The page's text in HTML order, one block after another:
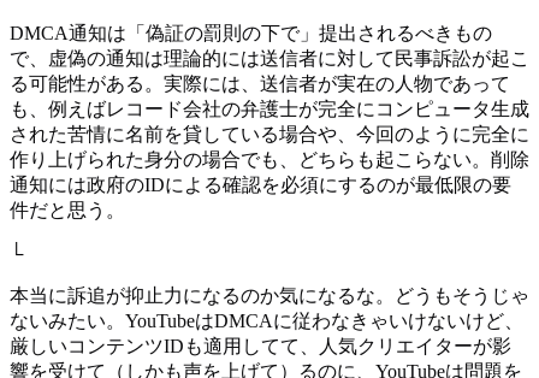
DMCA通知は「偽証の罰則の下で」提出されるべきもの
で、虚偽の通知は理論的には送信者に対して民事訴訟が起こ
る可能性がある。実際には、送信者が実在の人物であって
も、例えばレコード会社の弁護士が完全にコンピュータ生成
された苦情に名前を貸している場合や、今回のように完全に
作り上げられた身分の場合でも、どちらも起こらない。削除
通知には政府のIDによる確認を必須にするのが最低限の要
件だと思う。
└
本当に訴追が抑止力になるのか気になるな。どうもそうじゃ
ないみたい。YouTubeはDMCAに従わなきゃいけないけど、
厳しいコンテンツIDも適用してて、人気クリエイターが影
響を受けて（しかも声を上げて）るのに、YouTubeは問題を